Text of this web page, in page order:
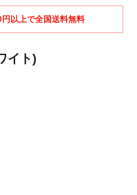
円以上で全国送料無料
イト)